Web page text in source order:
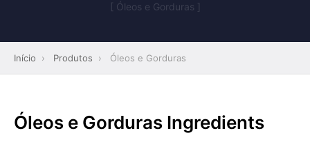
[ Óleos e Gorduras ]
Início › Produtos › Óleos e Gorduras
Óleos e Gorduras Ingredients